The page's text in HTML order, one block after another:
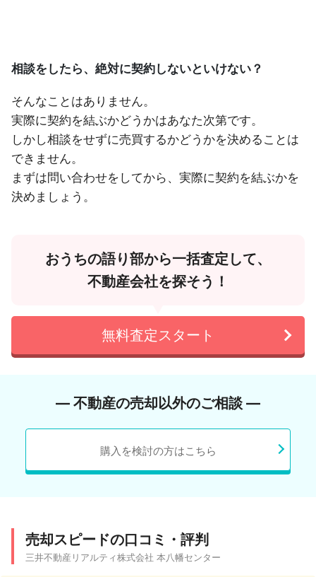
相談をしたら、絶対に契約しないといけない？
そんなことはありません。
実際に契約を結ぶかどうかはあなた次第です。
しかし相談をせずに売買するかどうかを決めることは
できません。
まずは問い合わせをしてから、実際に契約を結ぶかを
決めましょう。
おうちの語り部から一括査定して、
不動産会社を探そう！
無料査定スタート
― 不動産の売却以外のご相談 ―
購入を検討の方はこちら
売却スピードの口コミ・評判
三井不動産リアルティ株式会社 本八幡センター